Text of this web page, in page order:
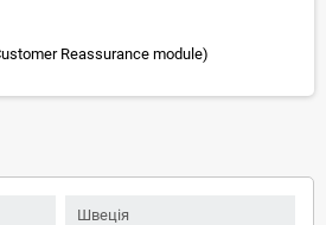
Reassurance module)
Швеція